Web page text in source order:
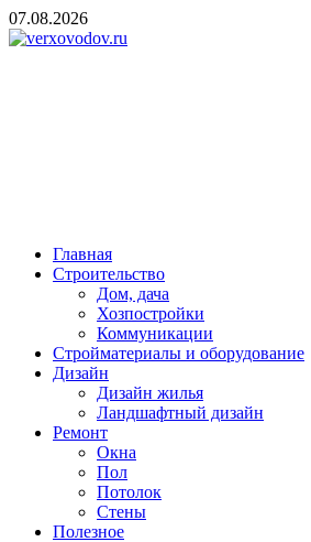
Skip
to
07.08.2026
Главная
Строительство
Дом, дача
Хозпостройки
Коммуникации
Стройматериалы и оборудование
Дизайн
Дизайн жилья
Ландшафтный дизайн
Ремонт
Окна
Пол
Потолок
Стены
Полезное